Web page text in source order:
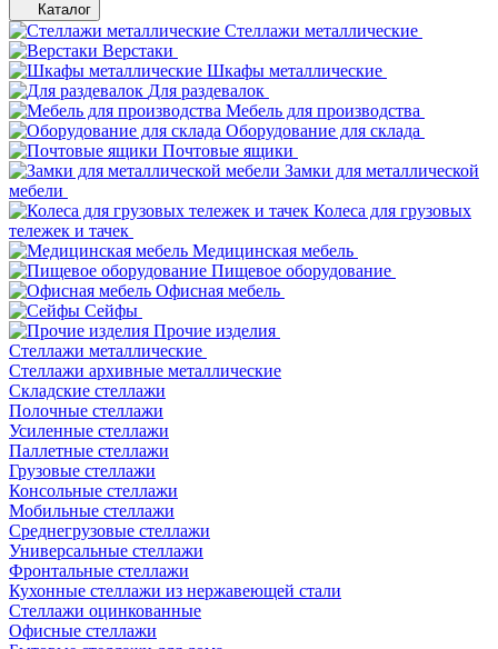
Каталог
Стеллажи металлические
Верстаки
Шкафы металлические
Для раздевалок
Мебель для производства
Оборудование для склада
Почтовые ящики
Замки для металлической
мебели
Колеса для грузовых
тележек и тачек
Медицинская мебель
Пищевое оборудование
Офисная мебель
Сейфы
Прочие изделия
Стеллажи металлические
Cтеллажи архивные металлические
Складские стеллажи
Полочные стеллажи
Усиленные стеллажи
Паллетные стеллажи
Грузовые стеллажи
Консольные стеллажи
Мобильные стеллажи
Среднегрузовые стеллажи
Универсальные стеллажи
Фронтальные стеллажи
Кухонные стеллажи из нержавеющей стали
Стеллажи оцинкованные
Офисные стеллажи